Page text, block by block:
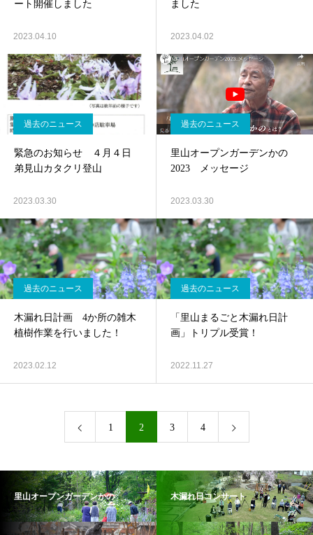
ート開催しました
2023.04.10
ました
2023.04.02
過去のニュース
緊急のお知らせ ４月４日
弟見山カタクリ登山
2023.03.30
過去のニュース
里山オープンガーデンかの
2023 メッセージ
2023.03.30
過去のニュース
木漏れ日計画 4か所の雑木
植樹作業を行いました！
2023.02.12
過去のニュース
「里山まるごと木漏れ日計
画」トリプル受賞！
2022.11.27
1 2 3 4
里山オープンガーデンかの 木漏れ日コンサート